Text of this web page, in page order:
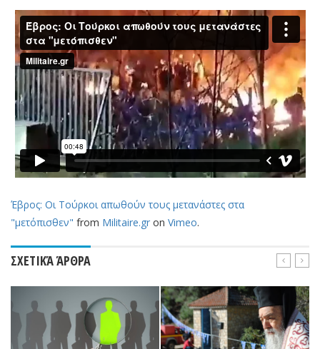
Έβρος: Οι Τούρκοι απωθούν τους μετανάστες στα
"μετόπισθεν" from Militaire.gr on Vimeo.
ΣΧΕΤΙΚΆ ΆΡΘΡΑ